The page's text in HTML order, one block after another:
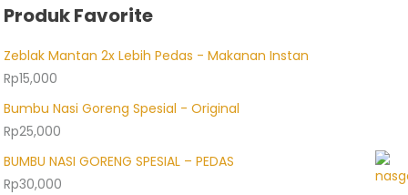
Produk Favorite
Zeblak Mantan 2x Lebih Pedas - Makanan Instan
Rp15,000
Bumbu Nasi Goreng Spesial - Original
Rp25,000
BUMBU NASI GORENG SPESIAL – PEDAS
Rp30,000